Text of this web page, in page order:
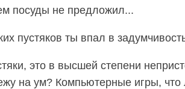
посуды не предложил...
пустяков ты впал в
это в высшей степени
на ум? Компьютерные игры, что